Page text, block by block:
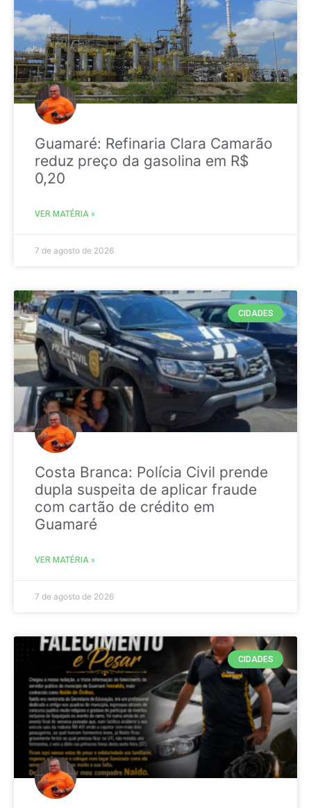
Guamaré: Refinaria Clara Camarão
reduz preço da gasolina em R$
0,20
VER MATÉRIA »
7 de agosto de 2026
CIDADES
Costa Branca: Polícia Civil prende
dupla suspeita de aplicar fraude
com cartão de crédito em
Guamaré
VER MATÉRIA »
7 de agosto de 2026
CIDADES